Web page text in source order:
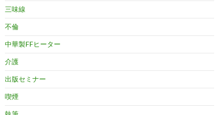
三味線
不倫
中華製FFヒーター
介護
出版セミナー
喫煙